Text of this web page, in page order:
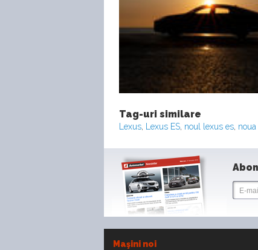
Tag-uri similare
Lexus, Lexus ES, noul lexus es,
Maşini noi